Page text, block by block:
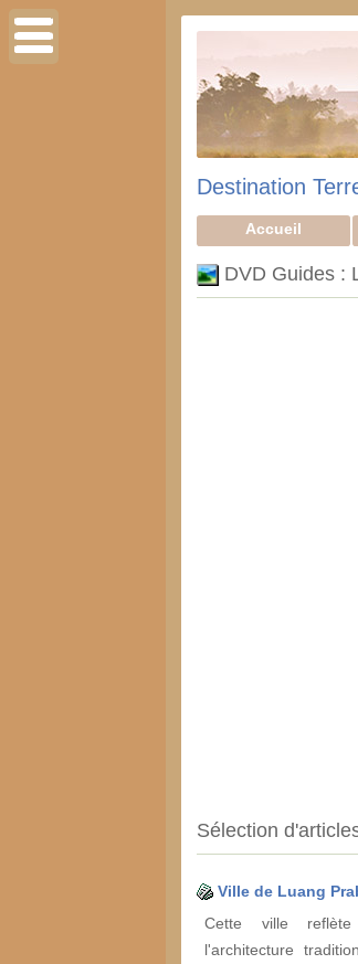
Destination
Accueil
DVD Guides :
Sélection
Ville de Luang
Cette ville
l'architecture